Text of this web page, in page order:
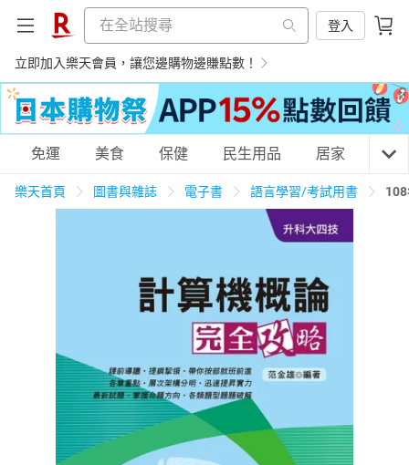
登入
立即加入樂天會員，讓您邊購物邊賺點數！
購物網分類
養生保健 民生用品
運動休閒 親子玩具
女裝 男裝 化妝保養
免運 美食 保健 民生用品 居家 3C
樂天首頁 圖書與雜誌 電子書 語言學習/考試用書